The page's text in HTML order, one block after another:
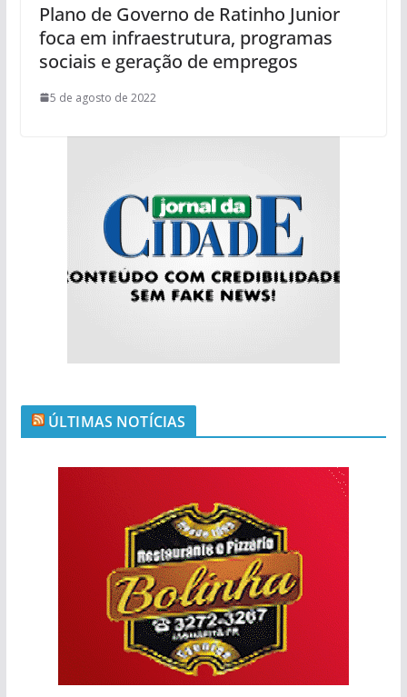
Plano de Governo de Ratinho Junior
foca em infraestrutura, programas
sociais e geração de empregos
5 de agosto de 2022
ÚLTIMAS NOTÍCIAS